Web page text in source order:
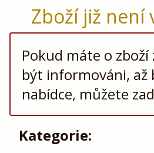
Zboží již není
Pokud máte o zboží
být informováni, až
nabídce, můžete
Kategorie: